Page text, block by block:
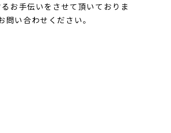
お手伝いをさせて頂いておりま
い合わせください。